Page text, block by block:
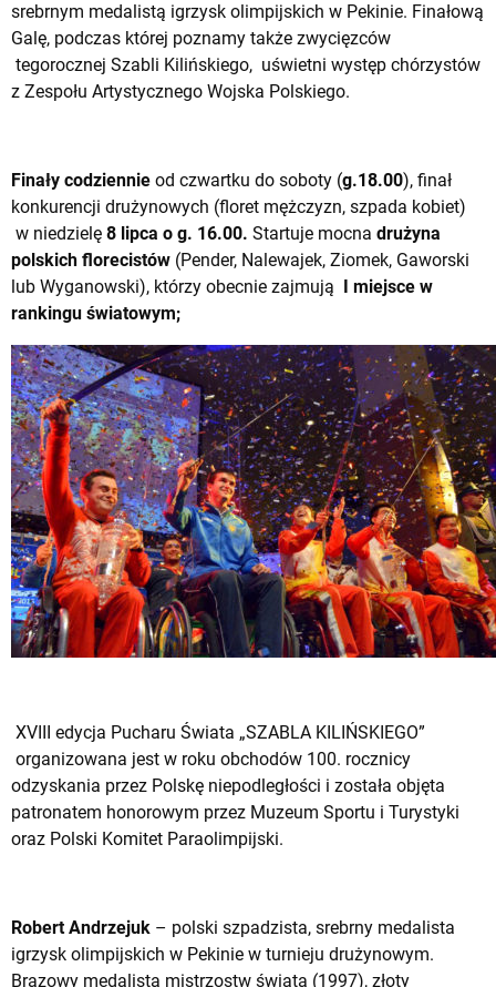
srebrnym medalistą igrzysk olimpijskich w Pekinie. Finałową
Galę, podczas której poznamy także zwycięzców
tegorocznej Szabli Kilińskiego, uświetni występ chórzystów
z Zespołu Artystycznego Wojska Polskiego.
Finały codziennie od czwartku do soboty (g.18.00), finał
konkurencji drużynowych (floret mężczyzn, szpada kobiet)
w niedzielę 8 lipca o g. 16.00. Startuje mocna drużyna
polskich florecistów (Pender, Nalewajek, Ziomek, Gaworski
lub Wyganowski), którzy obecnie zajmują I miejsce w
rankingu światowym;
XVIII edycja Pucharu Świata „SZABLA KILIŃSKIEGO”
organizowana jest w roku obchodów 100. rocznicy
odzyskania przez Polskę niepodległości i została objęta
patronatem honorowym przez Muzeum Sportu i Turystyki
oraz Polski Komitet Paraolimpijski.
Robert Andrzejuk – polski szpadzista, srebrny medalista
igrzysk olimpijskich w Pekinie w turnieju drużynowym.
Brązowy medalista mistrzostw świata (1997), złoty